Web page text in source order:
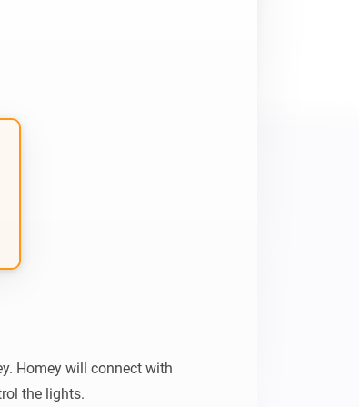
Pro
Netzwerk
Homey will connect with
the lights.